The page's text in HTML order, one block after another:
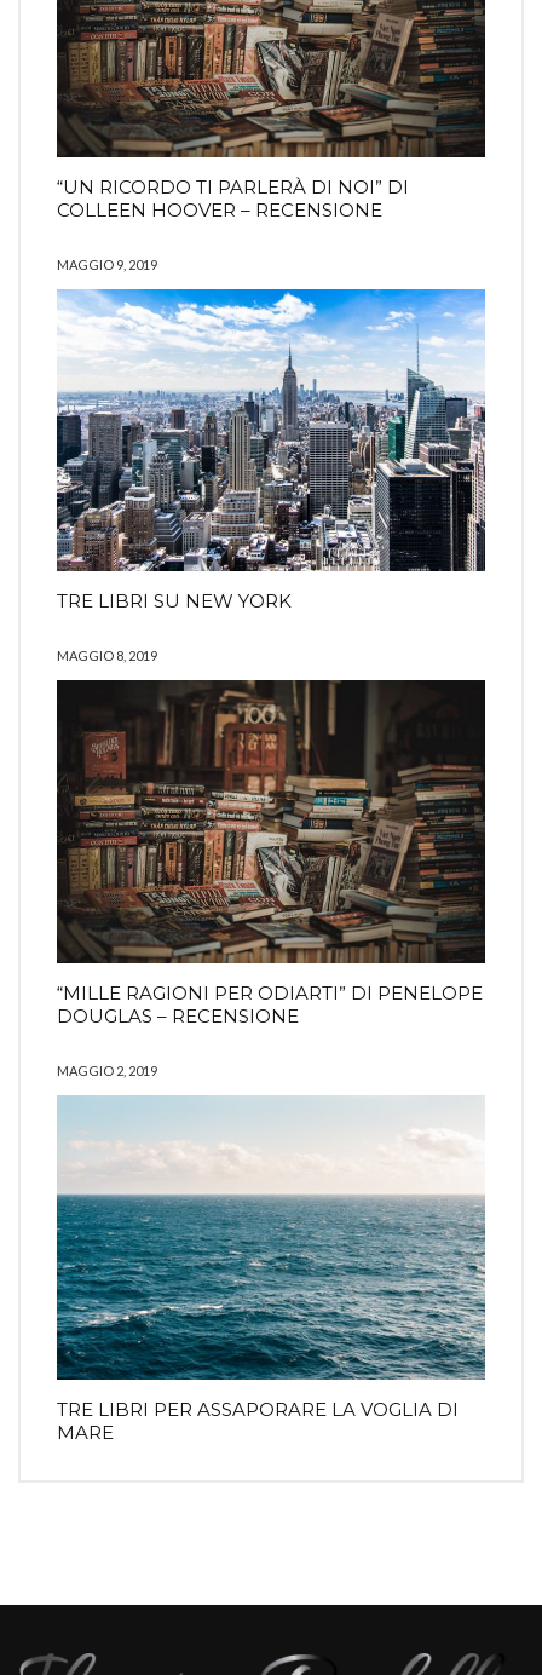
“UN RICORDO TI PARLERÀ DI NOI” DI
COLLEEN HOOVER – RECENSIONE
MAGGIO 9, 2019
TRE LIBRI SU NEW YORK
MAGGIO 8, 2019
“MILLE RAGIONI PER ODIARTI” DI PENELOPE
DOUGLAS – RECENSIONE
MAGGIO 2, 2019
TRE LIBRI PER ASSAPORARE LA VOGLIA DI
MARE